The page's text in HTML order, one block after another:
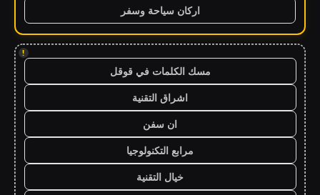
اركان سياحة وسفر
!
مسك الكلمات في قوقل
اشراق التقنية
ان سفن
مرابع التكنولوجيا
خيال التقنية